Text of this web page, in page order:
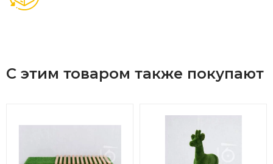
С этим товаром также покупают